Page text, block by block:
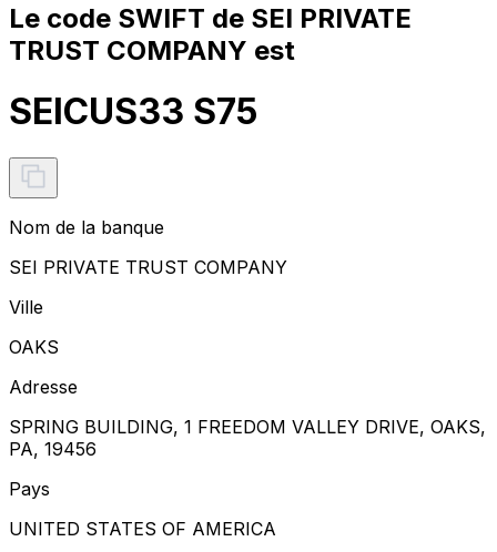
Le code SWIFT de SEI PRIVATE
TRUST COMPANY est
SEICUS33 S75
Nom de la banque
SEI PRIVATE TRUST COMPANY
Ville
OAKS
Adresse
SPRING BUILDING, 1 FREEDOM VALLEY DRIVE, OAKS,
PA, 19456
Pays
UNITED STATES OF AMERICA